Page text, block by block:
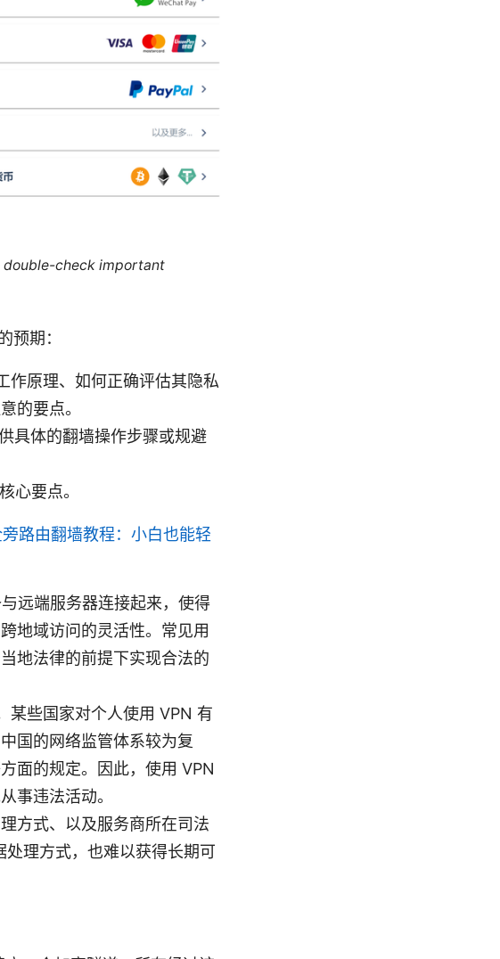
double-check important
预期：
作原理、如何正确评估其隐私
的要点。
具体的翻墙操作步骤或规避
心要点。
路由翻墙教程：小白也能轻
远端服务器连接起来，使得
地域访问的灵活性。常见用
地法律的前提下实现合法的
某些国家对个人使用 VPN 有
国的网络监管体系较为复
面的规定。因此，使用 VPN
事违法活动。
方式、以及服务商所在司法
理方式，也难以获得长期可